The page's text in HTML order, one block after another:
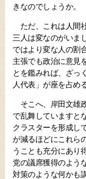
きなのでしょうか。
ただ、これは人間
三人は変なのがいま
ではより変な人の割
主張でも政治に意見
とを鑑みれば、ざっ
人代表」が座を占め
そこへ、岸田文雄
で乱舞していますと
クラスターを形成し
が減るほどにこれら
うことも充分にあり
党の議席獲得のよう
対策のような何かも